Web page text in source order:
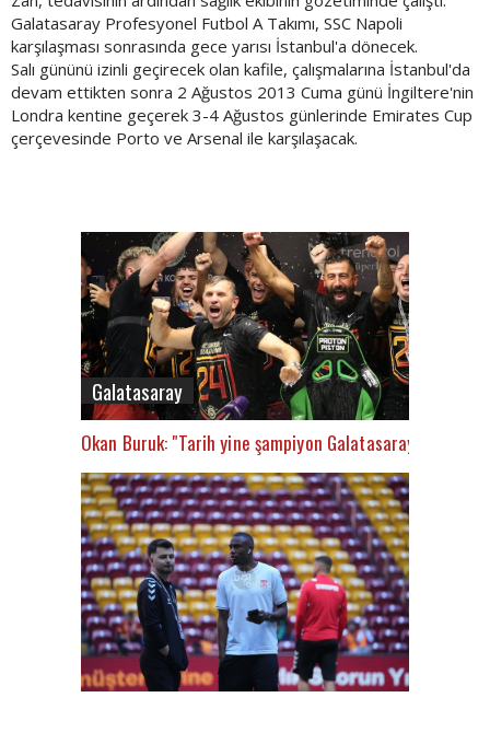
Galatasaray Profesyonel Futbol A Takımı, SSC Napoli
karşılaşması sonrasında gece yarısı İstanbul'a dönecek.
Salı gününü izinli geçirecek olan kafile, çalışmalarına İstanbul'da
devam ettikten sonra 2 Ağustos 2013 Cuma günü İngiltere'nin
Londra kentine geçerek 3-4 Ağustos günlerinde Emirates Cup
çerçevesinde Porto ve Arsenal ile karşılaşacak.
Galatasaray
Okan Buruk: "Tarih yine şampiyon Galatasaray’ı